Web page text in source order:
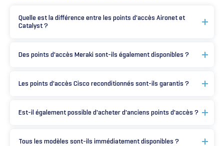
Quelle est la différence entre les points d'accès Aironet et
Catalyst ?
Des points d'accès Meraki sont-ils également disponibles ?
Les points d'accès Cisco reconditionnés sont-ils garantis ?
Est-il également possible d'acheter d'anciens points d'accès ?
Tous les modèles sont-ils immédiatement disponibles ?